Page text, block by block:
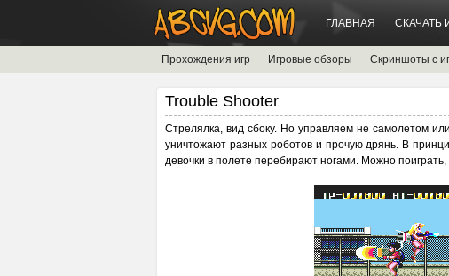
ГЛАВНАЯ СКАЧАТЬ
Прохождения игр Игровые обзоры Скриншоты с
Trouble Shooter
Стрелялка, вид сбоку. Но управляем не самолетом
уничтожают разных роботов и прочую дрянь. В
девочки в полете перебирают ногами. Можно